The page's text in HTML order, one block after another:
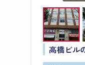
高橋ビル